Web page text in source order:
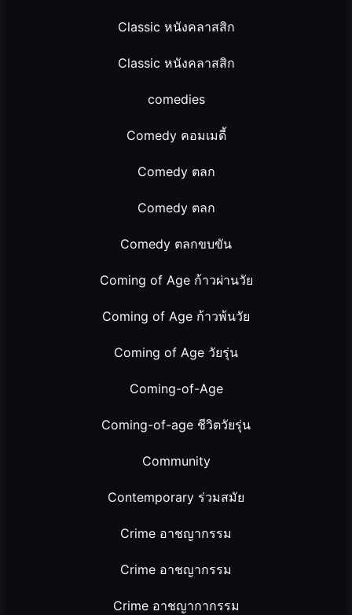
Classic หนังคลาสสิก
Classic หนังคลาสสิก
comedies
Comedy คอมเมดี้
Comedy ตลก
Comedy ตลก
Comedy ตลกขบขัน
Coming of Age ก้าวผ่านวัย
Coming of Age ก้าวพ้นวัย
Coming of Age วัยรุ่น
Coming-of-Age
Coming-of-age ชีวิตวัยรุ่น
Community
Contemporary ร่วมสมัย
Crime อาชญากรรม
Crime อาชญากรรม
Crime อาชญากากรรม